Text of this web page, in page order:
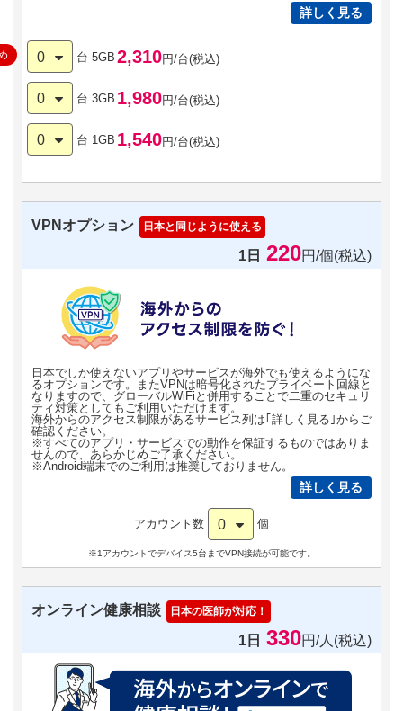
詳しく見る
0 台 5GB 2,310円/台(税込)
0 台 3GB 1,980円/台(税込)
0 台 1GB 1,540円/台(税込)
VPNオプション 日本と同じように使える
1日 220円/個(税込)
日本でしか使えないアプリやサービスが海外でも使えるようにな
るオプションです。またVPNは暗号化されたプライベート回線と
なりますので、グローバルWiFiと併用することで二重のセキュリ
ティ対策としてもご利用いただけます。
海外からのアクセス制限があるサービス列は｢詳しく見る｣からご
確認ください。
※すべてのアプリ・サービスでの動作を保証するものではありま
せんので、あらかじめご了承ください。
※Android端末でのご利用は推奨しておりません。
詳しく見る
アカウント数 0 個
※1アカウントでデバイス5台までVPN接続が可能です。
オンライン健康相談 日本の医師が対応！
1日 330円/人(税込)